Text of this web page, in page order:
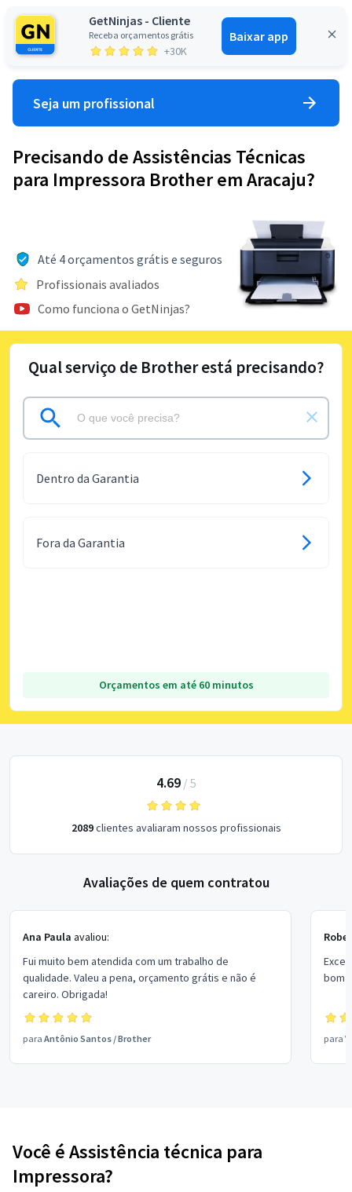
GetNinjas - Cliente
Receba orçamentos grátis
+30K
Baixar app
Entrar
Seja um profissional
Precisando de Assistências Técnicas
para Impressora Brother em Aracaju?
Até 4 orçamentos grátis e seguros
Profissionais avaliados
Como funciona o GetNinjas?
Qual serviço de Brother está precisando?
Dentro da Garantia
Fora da Garantia
Orçamentos em até 60 minutos
4.69/ 5
2089clientes avaliaram nossos profissionais
Avaliações de quem contratou
Ana Paula avaliou:
Fui muito bem atendida com um trabalho de
qualidade. Valeu a pena, orçamento grátis e não é
careiro. Obrigada!
para Antônio Santos /Brother
bom
para
Você é Assistência técnica para
Impressora?